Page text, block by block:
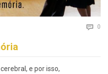
 0
e por isso,